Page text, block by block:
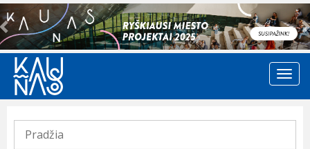
Previous
Pradžia